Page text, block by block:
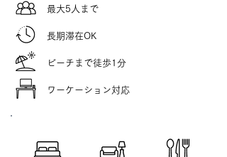
​最大5人まで
​長期滞在OK
​ビーチまで徒歩1分
ワーケーション対応